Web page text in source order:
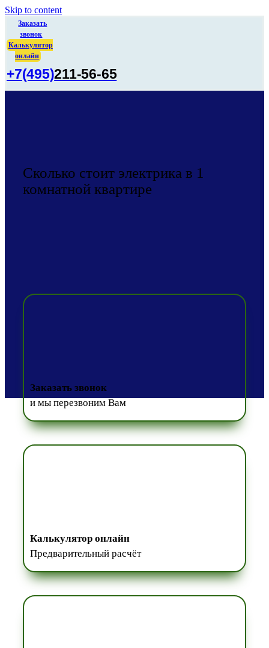
Skip to content
Заказать
звонок
Калькулятор
онлайн
+7(495)211-56-65
Сколько стоит электрика в 1
комнатной квартире
Заказать звонок
и мы перезвоним Вам
Калькулятор онлайн
Предварительный расчёт